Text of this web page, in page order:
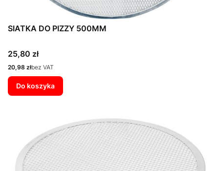
SIATKA DO PIZZY 500MM
Cena
25,80 zł
Cena
20,98 złbez VAT
Do koszyka